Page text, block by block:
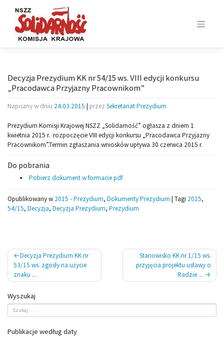
content
Decyzja Prezydium KK nr 54/15 ws. VIII edycji konkursu
„Pracodawca Przyjazny Pracownikom”
Napisany w dniu 24.03.2015 | przez Sekretariat Prezydium
Prezydium Komisji Krajowej NSZZ „Solidarność” ogłasza z dniem 1
kwietnia 2015 r. rozpoczęcie VIII edycji konkursu „Pracodawca Przyjazny
Pracownikom”.Termin zgłaszania wniosków upływa 30 czerwca 2015 r.
Do pobrania
Pobierz dokument w formacie pdf
Opublikowany w 2015 - Prezydium, Dokumenty Prezydium | Tagi 2015,
54/15, Decyzja, Decyzja Prezydium, Prezydium
Nawigacja
wpisu
Decyzja Prezydium KK nr
53/15 ws. zgody na użycie
znaku ...
Stanowisko KK nr 1/15 ws.
przyjęcia projektu ustawy o
Radzie ...
Wyszukaj
Publikacje według daty